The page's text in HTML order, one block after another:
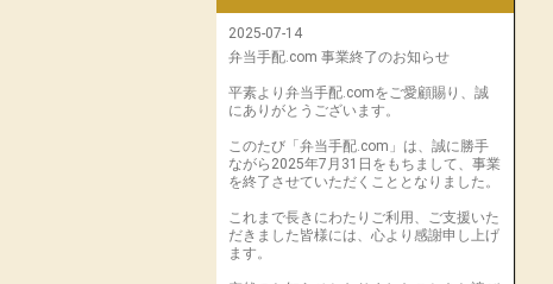
2025-07-14
弁当手配.com 事業終了のお知らせ
平素より弁当手配.comをご愛顧賜り、誠
にありがとうございます。
このたび「弁当手配.com」は、誠に勝手
ながら2025年7月31日をもちまして、事業
を終了させていただくこととなりました。
これまで長きにわたりご利用、ご支援いた
だきました皆様には、心より感謝申し上げ
ます。